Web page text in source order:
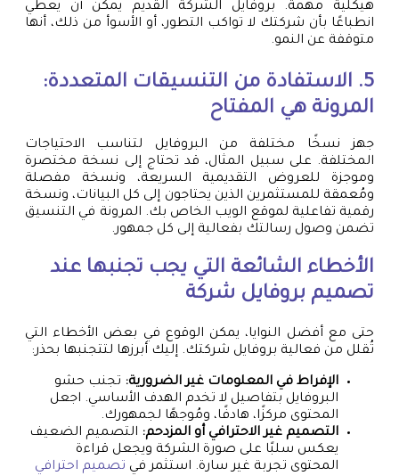
هيكلية مهمة. بروفايل الشركة القديم يمكن أن يعطي
انطباعًا بأن شركتك لا تواكب التطور، أو الأسوأ من ذلك، أنها
متوقفة عن النمو.
5. الاستفادة من التنسيقات المتعددة:
المرونة هي المفتاح
جهز نسخًا مختلفة من البروفايل لتناسب الاحتياجات
المختلفة. على سبيل المثال، قد تحتاج إلى نسخة مختصرة
وموجزة للعروض التقديمية السريعة، ونسخة مفصلة
ومُعمقة للمستثمرين الذين يحتاجون إلى كل البيانات، ونسخة
رقمية تفاعلية لموقع الويب الخاص بك. المرونة في التنسيق
تضمن وصول رسالتك بفعالية إلى كل جمهور.
الأخطاء الشائعة التي يجب تجنبها عند
تصميم بروفايل شركة
حتى مع أفضل النوايا، يمكن الوقوع في بعض الأخطاء التي
تُقلل من فعالية بروفايل شركتك. إليك أبرزها لتتجنبها بحذر:
الإفراط في المعلومات غير الضرورية: تجنب حشو
البروفايل بتفاصيل لا تخدم الهدف الأساسي. اجعل
المحتوى مركزًا، هادفًا، ومُوجهًا لجمهورك.
التصميم غير الاحترافي أو المزدحم: التصميم الضعيف
يعكس سلبًا على صورة الشركة ويجعل قراءة
المحتوى تجربة غير سارة. استثمر في تصميم احترافي